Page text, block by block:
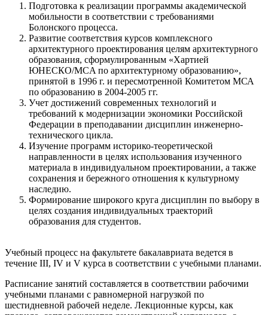
Подготовка к реализации программы академической
мобильности в соответствии с требованиями
Болонского процесса.
Развитие соответствия курсов комплексного
архитектурного проектирования целям архитектурного
образования, сформулированным «Хартией
ЮНЕСКО/MCA по архитектурному образованию»,
принятой в 1996 г. и пересмотренной Комитетом МСА
по образованию в 2004-2005 гг.
Учет достижений современных технологий и
требований к модернизации экономики Российской
Федерации в преподавании дисциплин инженерно-
технического цикла.
Изучение программ историко-теоретической
направленности в целях использования изученного
материала в индивидуальном проектировании, а также
сохранения и бережного отношения к культурному
наследию.
Формирование широкого круга дисциплин по выбору в
целях создания индивидуальных траекторий
образования для студентов.
Учебный процесс на факультете бакалавриата ведется в
течение III, IV и V курса в соответствии с учебными планами.
Расписание занятий составляется в соответствии рабочими
учебными планами с равномерной нагрузкой по
шестидневной рабочей неделе. Лекционные курсы, как